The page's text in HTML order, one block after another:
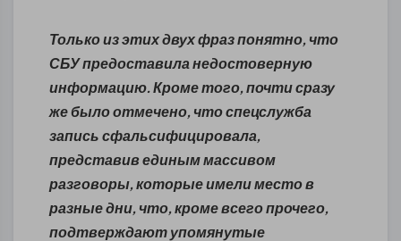
Только из этих двух фраз понятно, что
СБУ предоставила недостоверную
информацию. Кроме того, почти сразу
же было отмечено, что спецслужба
запись сфальсифицировала,
представив единым массивом
разговоры, которые имели место в
разные дни, что, кроме всего прочего,
подтверждают упомянутые